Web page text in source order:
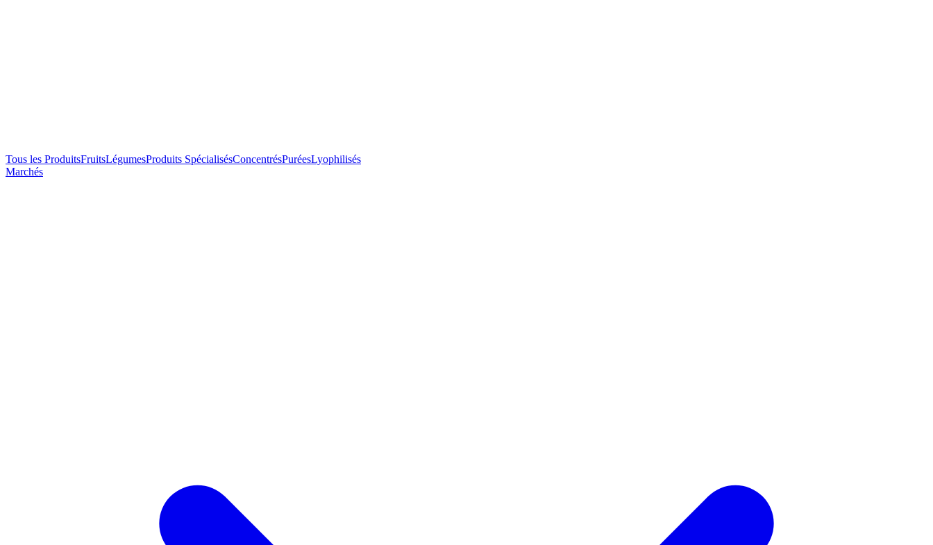
Tous les ProduitsFruitsLégumesProduits SpécialisésConcentrésPuréesLyophilisés
Marchés